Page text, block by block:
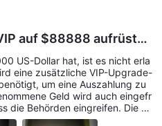
auf $88888 aufrüste
Konto gesperrt.
US-Dollar hat, ist es nicht erla
eine zusätzliche VIP-Upgrade-
um eine Auszahlung zu
Geld wird auch eingefr
die Behörden eingreifen. Die Le